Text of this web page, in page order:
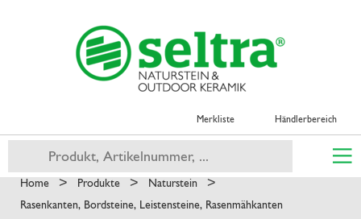
Merkliste Händlerbereich
Home > Produkte > Naturstein >
Rasenkanten, Bordsteine, Leistensteine, Rasenmähkanten